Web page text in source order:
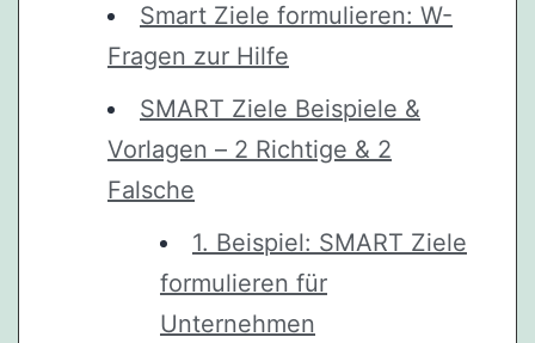
Smart Ziele formulieren: W-
Fragen zur Hilfe
SMART Ziele Beispiele &
Vorlagen – 2 Richtige & 2
Falsche
1. Beispiel: SMART Ziele
formulieren für
Unternehmen